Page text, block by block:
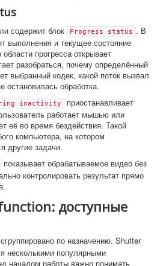
содержит блок Progress status . В
выполнения и текущее состояние
прогресса открывает
разобраться, почему определённый
выбранный кодек, какой поток вызвал
остановилась обработка.
inactivity
приостанавливает
работает мышью или
её во время бездействия. Такой
компьютера, на котором
другие задачи.
показывает обрабатываемое видео без
контролировать результат прямо
доступные
сгруппировано по назначению. Shutter
несколькими популярными
началом работы важно понимать